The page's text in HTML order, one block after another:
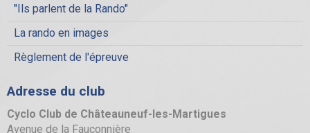
"Ils parlent de la Rando"
La rando en images
Règlement de l'épreuve
Adresse du club
Cyclo Club de Châteauneuf-les-Martigues
Avenue de la Fauconnière